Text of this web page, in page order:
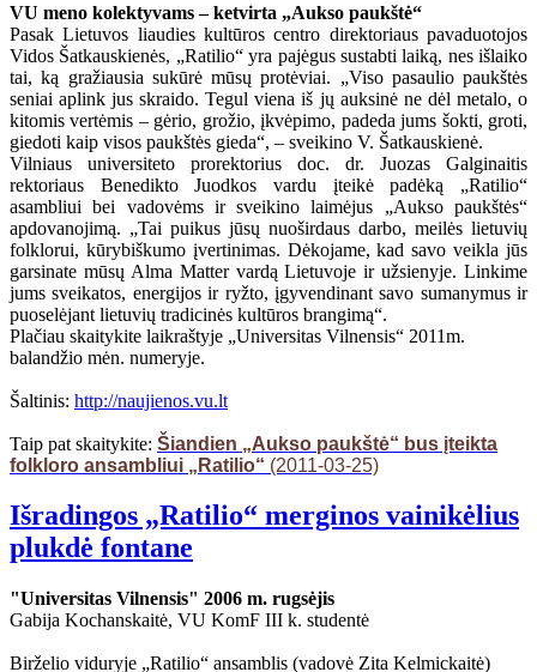
VU meno kolektyvams – ketvirta „Aukso paukštė“
Pasak Lietuvos liaudies kultūros centro direktoriaus pavaduotojos
Vidos Šatkauskienės, „Ratilio“ yra pajėgus sustabti laiką, nes išlaiko
tai, ką gražiausia sukūrė mūsų protėviai. „Viso pasaulio paukštės
seniai aplink jus skraido. Tegul viena iš jų auksinė ne dėl metalo, o
kitomis vertėmis – gėrio, grožio, įkvėpimo, padeda jums šokti, groti,
giedoti kaip visos paukštės gieda“, – sveikino V. Šatkauskienė.
Vilniaus universiteto prorektorius doc. dr. Juozas Galginaitis
rektoriaus Benedikto Juodkos vardu įteikė padėką „Ratilio“
asambliui bei vadovėms ir sveikino laimėjus „Aukso paukštės“
apdovanojimą. „Tai puikus jūsų nuoširdaus darbo, meilės lietuvių
folklorui, kūrybiškumo įvertinimas. Dėkojame, kad savo veikla jūs
garsinate mūsų Alma Matter vardą Lietuvoje ir užsienyje. Linkime
jums sveikatos, energijos ir ryžto, įgyvendinant savo sumanymus ir
puoselėjant lietuvių tradicinės kultūros brangimą“.
Plačiau skaitykite laikraštyje „Universitas Vilnensis“ 2011m.
balandžio mėn. numeryje.
Šaltinis: http://naujienos.vu.lt
Taip pat skaitykite: Šiandien „Aukso paukštė“ bus įteikta
folkloro ansambliui „Ratilio“ (2011-03-25)
Išradingos „Ratilio“ merginos vainikėlius
plukdė fontane
"Universitas Vilnensis" 2006 m. rugsėjis
Gabija Kochanskaitė, VU KomF III k. studentė
Birželio viduryje „Ratilio“ ansamblis (vadovė Zita Kelmickaitė)